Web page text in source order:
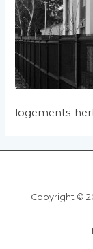
logements-
Copyright ©